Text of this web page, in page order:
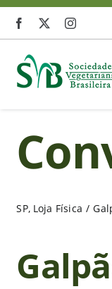
Ir
para
conteúdo
Veganismo
O que fazemos
Cursos e Eventos
SP Loja Física